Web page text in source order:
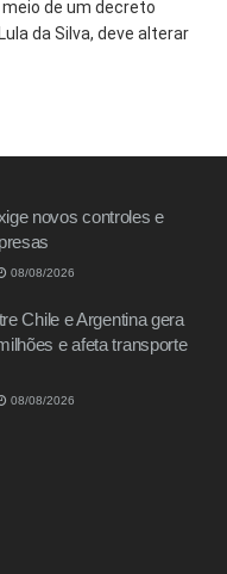
de um decreto
da Silva, deve alterar
novos controles e
08/08/2026
Chile e Argentina gera
e afeta transporte
08/08/2026